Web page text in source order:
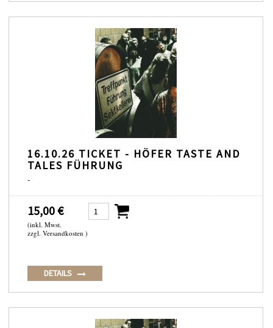
16.10.26 TICKET - HÖFER TASTE AND
TALES FÜHRUNG
-
15,00 €
(inkl. Mwst.
zzgl. Versandkosten )
DETAILS